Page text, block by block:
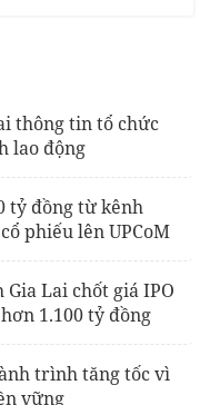
thông tin tổ chức
lao động
tỷ đồng từ kênh
phiếu lên UPCoM
Gia Lai chốt giá IPO
1.100 tỷ đồng
trình tăng tốc vì
vững